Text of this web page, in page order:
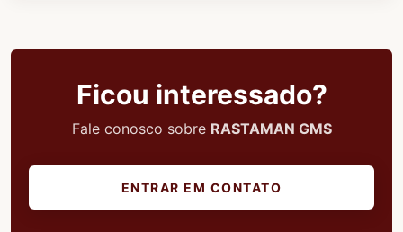
Ficou interessado?
Fale conosco sobre RASTAMAN GMS
ENTRAR EM CONTATO